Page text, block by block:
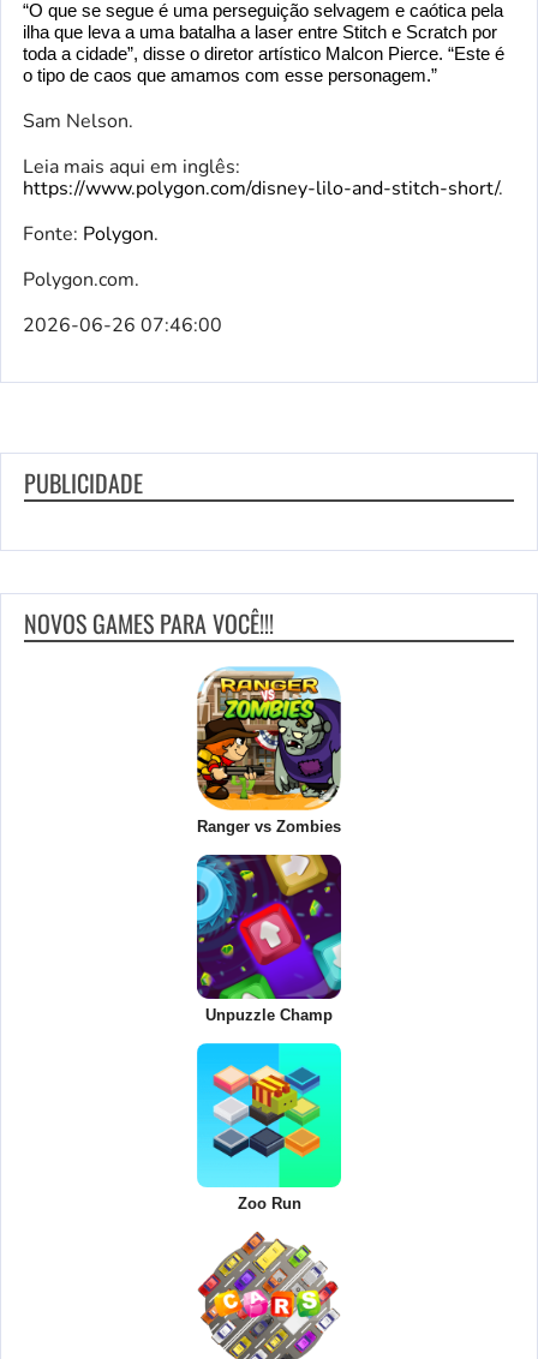
“O que se segue é uma perseguição selvagem e caótica pela
ilha que leva a uma batalha a laser entre Stitch e Scratch por
toda a cidade”, disse o diretor artístico Malcon Pierce. “Este é
o tipo de caos que amamos com esse personagem.”
Sam Nelson.
Leia mais aqui em inglês:
https://www.polygon.com/disney-lilo-and-stitch-short/.
Fonte: Polygon.
Polygon.com.
2026-06-26 07:46:00
PUBLICIDADE
NOVOS GAMES PARA VOCÊ!!!
Ranger vs Zombies
Unpuzzle Champ
Zoo Run